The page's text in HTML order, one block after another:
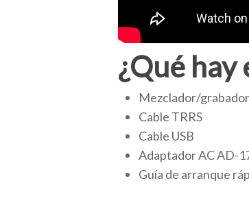
¿Qué hay
Mezclador/
Cable TRRS
Cable USB
Adaptador AC AD-
Guía de arranque